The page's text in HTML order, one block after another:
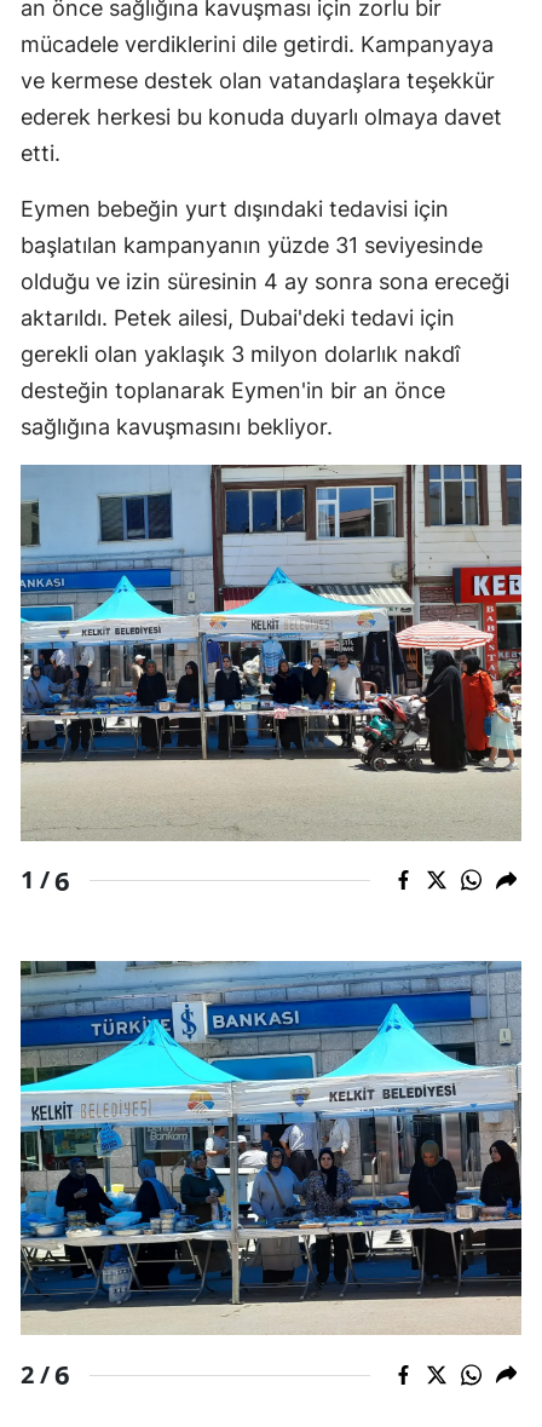
Kastamonu
Kayseri
Kırklareli
Kocaeli
Konya
Kütahya
Malatya
Manisa
Kahramanmaraş
Mardin
Muğla
Muş
Nevşehir
Niğde
Rize
Sakarya
Siirt
Sinop
Sivas
Tekirdağ
Tokat
Trabzon
Tunceli
Uşak
an önce sağlığına kavuşması için zorlu bir
mücadele verdiklerini dile getirdi. Kampanyaya
ve kermese destek olan vatandaşlara teşekkür
ederek herkesi bu konuda duyarlı olmaya davet
etti.
Eymen bebeğin yurt dışındaki tedavisi için
başlatılan kampanyanın yüzde 31 seviyesinde
olduğu ve izin süresinin 4 ay sonra sona ereceği
aktarıldı. Petek ailesi, Dubai'deki tedavi için
gerekli olan yaklaşık 3 milyon dolarlık nakdî
desteğin toplanarak Eymen'in bir an önce
sağlığına kavuşmasını bekliyor.
1 /6
2 /6